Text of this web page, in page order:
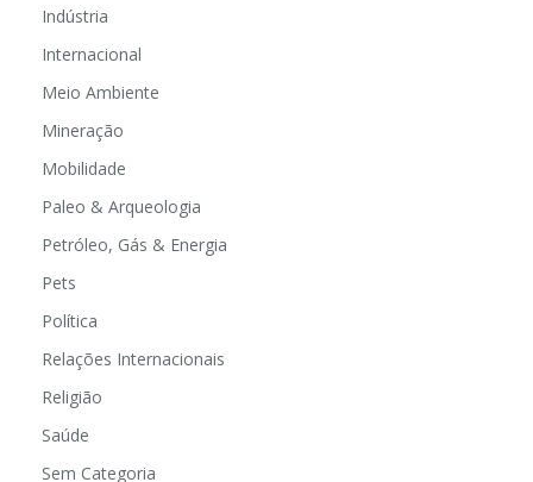
Indústria
Internacional
Meio Ambiente
Mineração
Mobilidade
Paleo & Arqueologia
Petróleo, Gás & Energia
Pets
Política
Relações Internacionais
Religião
Saúde
Sem Categoria